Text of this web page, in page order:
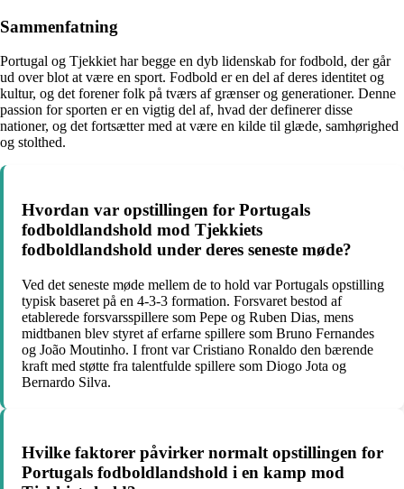
Sammenfatning
Portugal og Tjekkiet har begge en dyb lidenskab for fodbold, der går
ud over blot at være en sport. Fodbold er en del af deres identitet og
kultur, og det forener folk på tværs af grænser og generationer. Denne
passion for sporten er en vigtig del af, hvad der definerer disse
nationer, og det fortsætter med at være en kilde til glæde, samhørighed
og stolthed.
Hvordan var opstillingen for Portugals
fodboldlandshold mod Tjekkiets
fodboldlandshold under deres seneste møde?
Ved det seneste møde mellem de to hold var Portugals opstilling
typisk baseret på en 4-3-3 formation. Forsvaret bestod af
etablerede forsvarsspillere som Pepe og Ruben Dias, mens
midtbanen blev styret af erfarne spillere som Bruno Fernandes
og João Moutinho. I front var Cristiano Ronaldo den bærende
kraft med støtte fra talentfulde spillere som Diogo Jota og
Bernardo Silva.
Hvilke faktorer påvirker normalt opstillingen for
Portugals fodboldlandshold i en kamp mod